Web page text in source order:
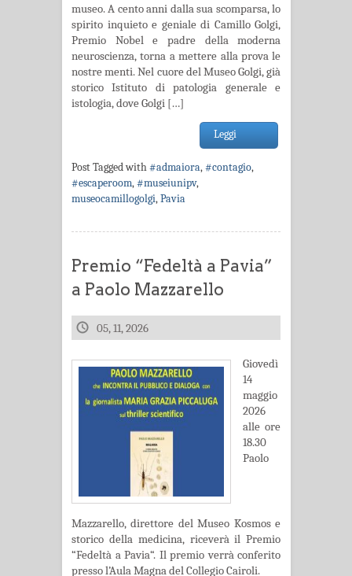
museo. A cento anni dalla sua scomparsa, lo
spirito inquieto e geniale di Camillo Golgi,
Premio Nobel e padre della moderna
neuroscienza, torna a mettere alla prova le
nostre menti. Nel cuore del Museo Golgi, già
storico Istituto di patologia generale e
istologia, dove Golgi […]
Leggi
Post Tagged with#admaiora,#contagio,
#escaperoom,#museiunipv,
museocamillogolgi,Pavia
Premio “Fedeltà a Pavia”
a Paolo Mazzarello
05, 11, 2026
Giovedì
14
maggio
2026
alle ore
18.30
Paolo
Mazzarello, direttore del Museo Kosmos e
storico della medicina, riceverà il Premio
“Fedeltà a Pavia“. Il premio verrà conferito
presso l’Aula Magna del Collegio Cairoli.